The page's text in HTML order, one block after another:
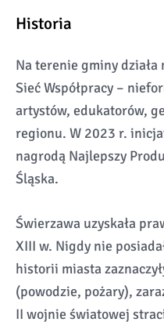
Historia
Na terenie gminy
Sieć Współpracy –
artystów, edukatorów,
regionu. W 2023 r.
nagrodą Najlepszy
Śląska.
Świerzawa uzyskała
XIII w. Nigdy nie
historii miasta
(powodzie, pożary),
II wojnie światowej